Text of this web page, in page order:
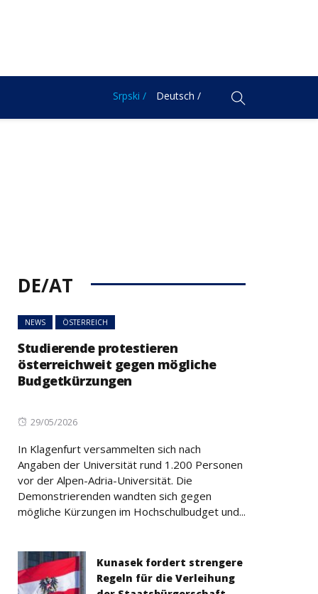
Srpski / Deutsch /
DE/AT
NEWS ÖSTERREICH
Studierende protestieren
österreichweit gegen mögliche
Budgetkürzungen
Posted
29/05/2026
In Klagenfurt versammelten sich nach
Angaben der Universität rund 1.200 Personen
vor der Alpen-Adria-Universität. Die
Demonstrierenden wandten sich gegen
mögliche Kürzungen im Hochschulbudget und...
Kunasek fordert strengere
Regeln für die Verleihung